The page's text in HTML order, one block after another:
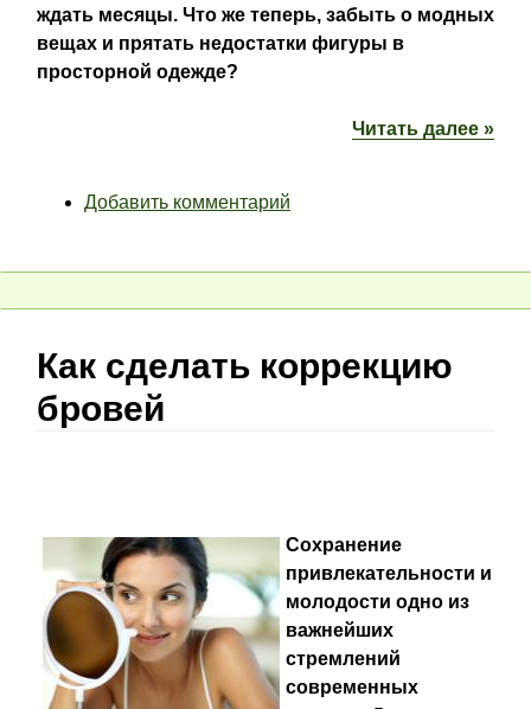
ждать месяцы. Что же теперь, забыть о модных
вещах и прятать недостатки фигуры в
просторной одежде?
Читать далее »
Добавить комментарий
Как сделать коррекцию
бровей
Сохранение
привлекательности и
молодости одно из
важнейших
стремлений
современных